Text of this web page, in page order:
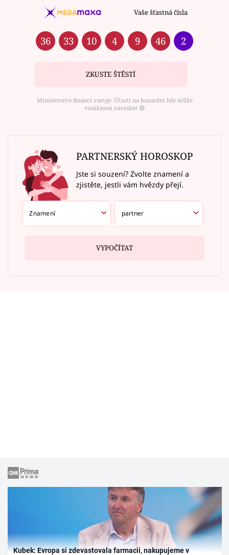
Vaše šťastná čísla
36 33 10 4 9 46 2
ZKUSTE ŠTĚSTÍ
Ministerstvo financí varuje: Účastí na hazardní hře může
vzniknout závislost ⑱
PARTNERSKÝ HOROSKOP
Jste si souzení? Zvolte znamení a
zjistěte, jestli vám hvězdy přejí.
VYPOČÍTAT
Kubek: Evropa si zdevastovala farmacii, nakupujeme v